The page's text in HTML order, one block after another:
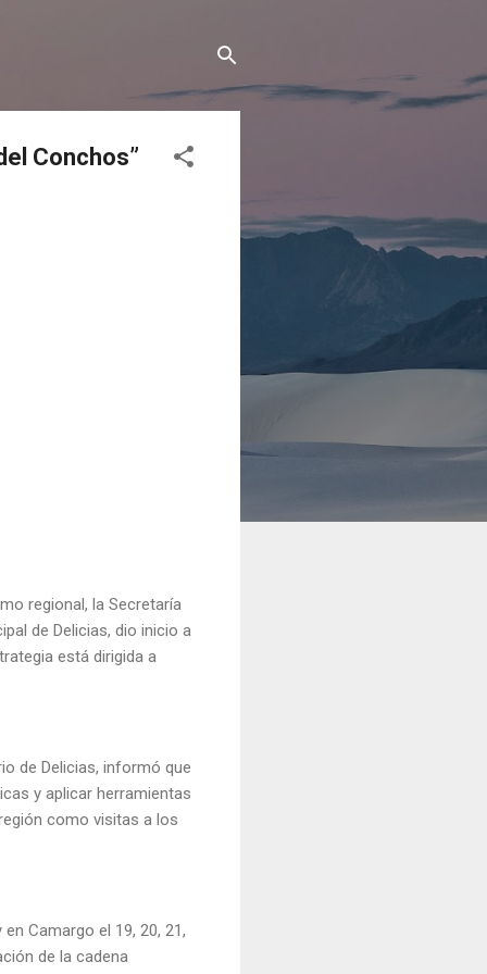
Conchos”
regional, la Secretaría
de Delicias, dio inicio a
está dirigida a
de Delicias, informó que
y aplicar herramientas
como visitas a los
Camargo el 19, 20, 21,
de la cadena